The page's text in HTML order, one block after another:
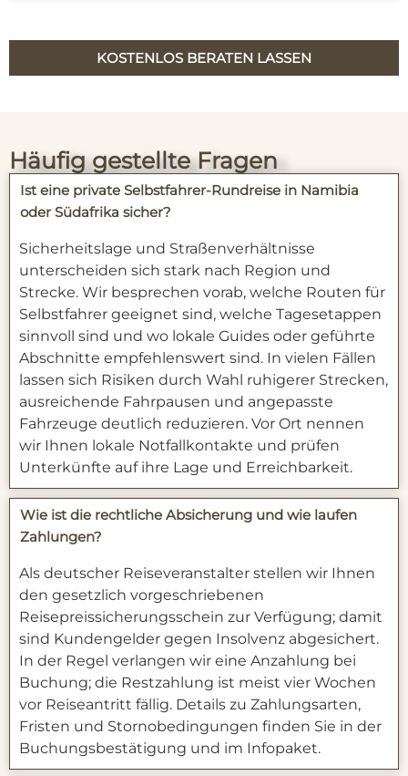
KOSTENLOS BERATEN LASSEN
Häufig gestellte Fragen
Ist eine private Selbstfahrer‑Rundreise in Namibia
oder Südafrika sicher?
Sicherheitslage und Straßenverhältnisse
unterscheiden sich stark nach Region und
Strecke. Wir besprechen vorab, welche Routen für
Selbstfahrer geeignet sind, welche Tagesetappen
sinnvoll sind und wo lokale Guides oder geführte
Abschnitte empfehlenswert sind. In vielen Fällen
lassen sich Risiken durch Wahl ruhigerer Strecken,
ausreichende Fahrpausen und angepasste
Fahrzeuge deutlich reduzieren. Vor Ort nennen
wir Ihnen lokale Notfallkontakte und prüfen
Unterkünfte auf ihre Lage und Erreichbarkeit.
Wie ist die rechtliche Absicherung und wie laufen
Zahlungen?
Als deutscher Reiseveranstalter stellen wir Ihnen
den gesetzlich vorgeschriebenen
Reisepreissicherungsschein zur Verfügung; damit
sind Kundengelder gegen Insolvenz abgesichert.
In der Regel verlangen wir eine Anzahlung bei
Buchung; die Restzahlung ist meist vier Wochen
vor Reiseantritt fällig. Details zu Zahlungsarten,
Fristen und Stornobedingungen finden Sie in der
Buchungsbestätigung und im Infopaket.